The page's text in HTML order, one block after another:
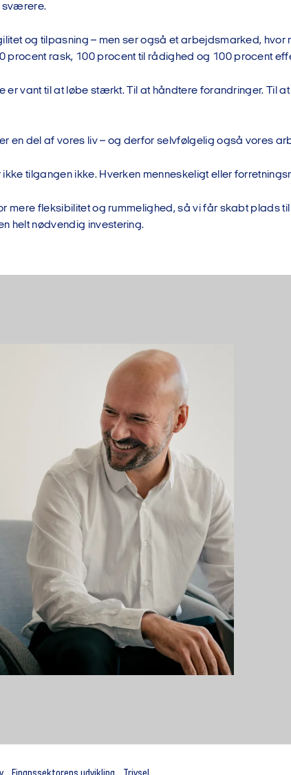
sværere.
og tilpasning – men ser også et arbejdsmarked,
procent rask, 100 procent til rådighed og 100 procent
er vant til at løbe stærkt. Til at håndtere forandringer. Til
en del af vores liv – og derfor selvfølgelig også vores
ikke tilgangen ikke. Hverken menneskeligt eller
mere fleksibilitet og rummelighed, så vi får skabt plads
helt nødvendig investering.